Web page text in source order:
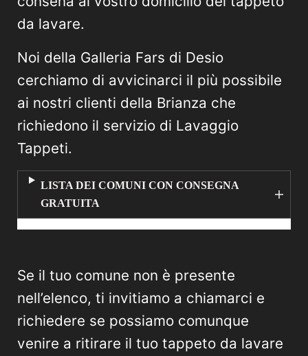
da lavare.
Noi della Galleria Fars di Desio
cerchiamo di avvicinarci il più possibile
ai nostri clienti della Brianza che
richiedono il servizio di Lavaggio
Tappeti.
LISTA DEI COMUNI CON CONSEGNA
GRATUITA
Se il tuo comune non è presente
nell’elenco, ti invitiamo a chiamarci e
richiedere se possiamo comunque
venire a ritirare il tuo tappeto da lavare